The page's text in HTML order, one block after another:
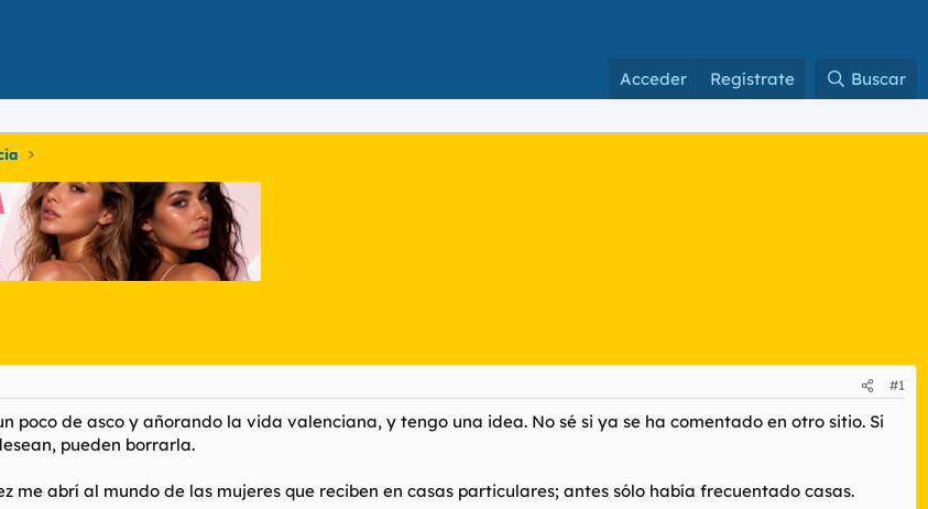
Acceder Regístrate Buscar
#1
poco de asco y añorando la vida valenciana, y tengo una idea. No sé si ya se ha comentado en otro sitio. Si
pueden borrarla.
me abrí al mundo de las mujeres que reciben en casas particulares; antes sólo había frecuentado casas.